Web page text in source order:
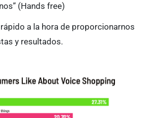
(Hands free)
a la hora de proporcionarnos
y resultados.